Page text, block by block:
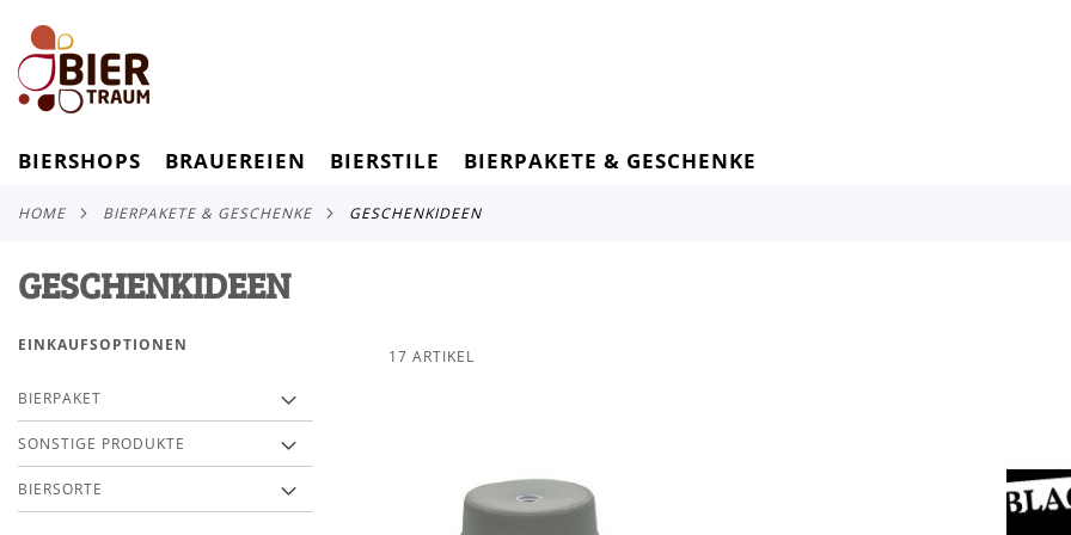
BIERSHOPS BRAUEREIEN BIERSTILE BIERPAKETE & GESCHENKE
HOME BIERPAKETE & GESCHENKE GESCHENKIDEEN
GESCHENKIDEEN
17 ARTIKEL
EINKAUFSOPTIONEN
BIERPAKET
SONSTIGE PRODUKTE
BIERSORTE